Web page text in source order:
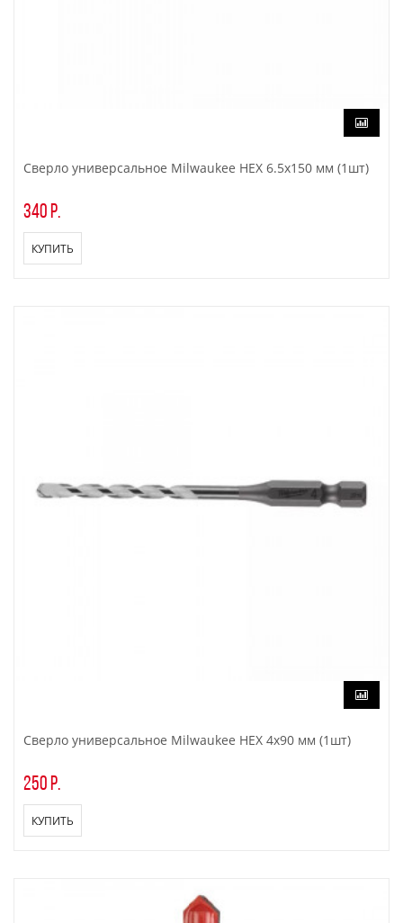
Сверло универсальное Milwaukee HEX 6.5x150 мм (1шт)
340 р.
КУПИТЬ
Сверло универсальное Milwaukee HEX 4x90 мм (1шт)
250 р.
КУПИТЬ